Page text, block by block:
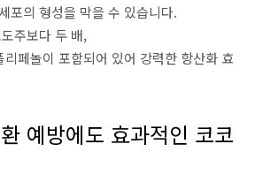
포의 형성을 막을 수 있습니다.
주보다 두 배,
페놀이 포함되어 있어 강력한 항산화 효
예방에도 효과적인 코코